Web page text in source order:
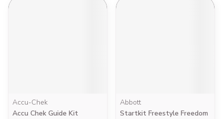
Accu-Chek
Accu Chek Guide Kit
Abbott
Startkit Freestyle Freedom